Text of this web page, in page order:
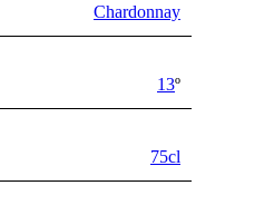
Chardonnay
13º
75cl